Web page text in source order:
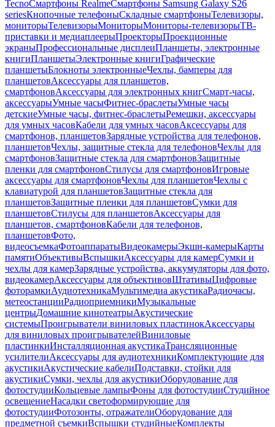
TecnoСмартфоны RealmeСмартфоны Samsung Galaxy S26
seriesКнопочные телефоныСкладные смартфоныТелевизоры,
мониторыТелевизорыМониторыМониторы-телевизорыТВ-
приставки и медиаплеерыПроекторыПроекционные
экраныПрофессиональные дисплеиПланшеты, электронные
книгиПланшетыЭлектронные книгиГрафические
планшетыБлокноты электронныеЧехлы, бамперы для
планшетовАксессуары для планшетов,
смартфоновАксессуары для электронных книгСмарт-часы,
аксессуарыУмные часыФитнес-браслетыУмные часы
детскиеУмные часы, фитнес-браслетыРемешки, аксессуары
для умных часовКабели для умных часовАксессуары для
смартфонов, планшетовЗарядные устройства для телефонов,
планшетовЧехлы, защитные стекла для телефоновЧехлы для
смартфоновЗащитные стекла для смартфоновЗащитные
пленки для смартфоновСтилусы для смартфоновИгровые
аксессуары для смартфоновЧехлы для планшетовЧехлы с
клавиатурой для планшетовЗащитные стекла для
планшетовЗащитные пленки для планшетовСумки для
планшетовСтилусы для планшетовАксессуары для
планшетов, смартфоновКабели для телефонов,
планшетовФото,
видеосъемкаФотоаппаратыВидеокамерыЭкшн-камерыКарты
памятиОбъективыВспышкиАксессуары для камерСумки и
чехлы для камерЗарядные устройства, аккумуляторы для фото,
видеокамерАксессуары для объективовШтативыЦифровые
фоторамкиАудиотехникаМультимедиа акустикаРадиочасы,
метеостанцииРадиоприемникиМузыкальные
центрыДомашние кинотеатрыАкустические
системыПроигрыватели виниловых пластинокАксессуары
для виниловых проигрывателейВиниловые
пластинкиИнсталляционная акустикаТрансляционные
усилителиАксессуары для аудиотехникиКомплектующие для
акустикиАкустические кабелиПодставки, стойки для
акустикиСумки, чехлы для акустикиОборудование для
фотостудииКольцевые лампыФоны для фотостудииСтудийное
освещениеНасадки светоформирующие для
фотостудииФотозонты, отражателиОборудование для
предметной съемкиВспышки студийныеКомплекты